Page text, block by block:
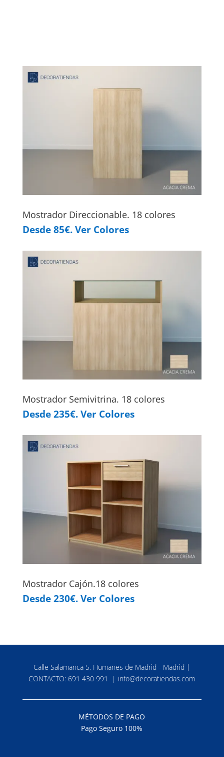
Mostrador Direccionable. 18 colores
Desde 85€. Ver Colores
Mostrador Semivitrina. 18 colores
Desde 235€. Ver Colores
Mostrador Cajón.18 colores
Desde 230€. Ver Colores
Calle Salamanca 5, Humanes de Madrid - Madrid |
CONTACTO:691 430 991 | info@decoratiendas.com
MÉTODOS DE PAGO
Pago Seguro 100%